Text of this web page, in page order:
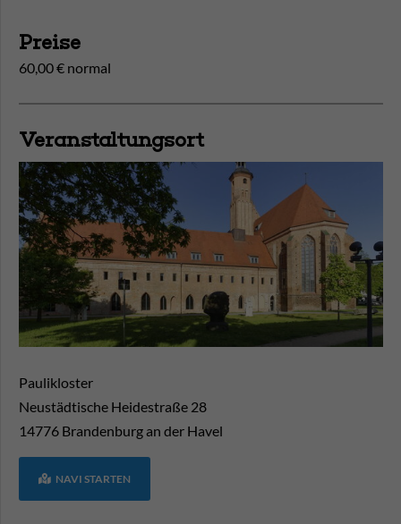
Preise
60,00 € normal
Veranstaltungsort
Paulikloster
Neustädtische Heidestraße 28
14776 Brandenburg an der Havel
NAVI STARTEN